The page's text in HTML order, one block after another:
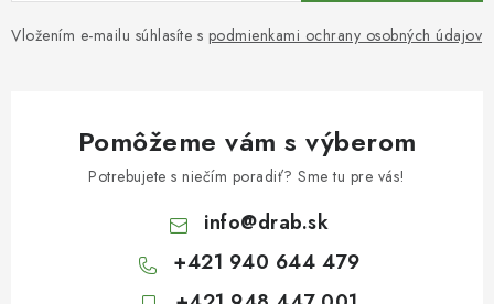
Vložením e-mailu súhlasíte s podmienkami ochrany osobných údajov
Pomôžeme vám s výberom
Potrebujete s niečím poradiť? Sme tu pre vás!
info@drab.sk
+421 940 644 479